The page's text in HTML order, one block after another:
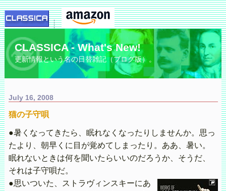
CLASSICA - What's New!
更新情報という名の日替雑記（ブログ版）。
July 16, 2008
猫の子守唄
●暑くなってきたら、眠れなくなったりしませんか。思っ
たより、朝早くに目が覚めてしまったり。ああ、暑い。
眠れないときは何を聞いたらいいのだろうか、そうだ、
それは子守唄だ。
●思いついた、ストラヴィンスキーにあ